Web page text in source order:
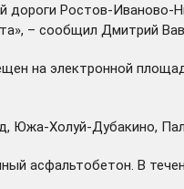
дороги Ростов-
– сообщил Дмитрий
на электронной
Южа-Холуй-Дубакино,
асфальтобетон. В